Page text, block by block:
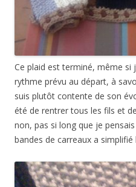
Ce plaid est terminé, même si
rythme prévu au départ, à
suis plutôt contente de son
été de rentrer tous les fils et
non, pas si long que je
bandes de carreaux a simplifié